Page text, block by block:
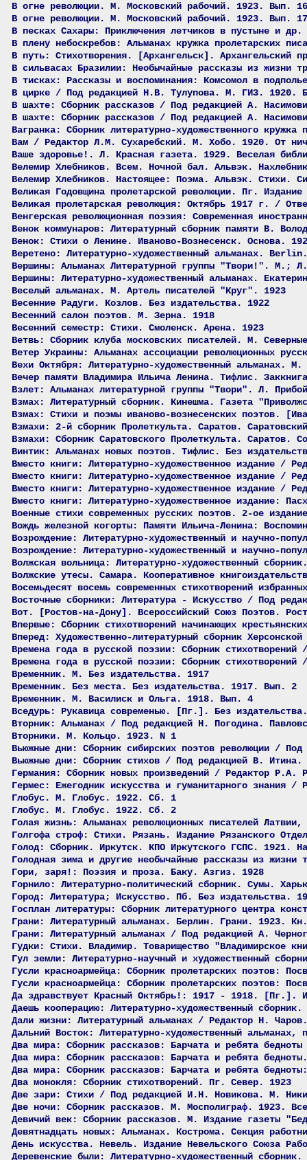
В огне революции. М. Московский рабочий. 1923. Вып.
В огне революции. М. Московский рабочий. 1923. Вып.
В песках Сахары: Приключения летчиков в пустыне и
В плену небоскребов: Альманах кружка пролетарских
В путь: Стихотворения. [Архангельск]. Архангельский
В сильвасах Бразилии: Необычайные рассказы из
В тисках: Рассказы и воспоминания: Комсомол в
В цирке / Под редакцией Н.В. Тулупова. М. ГИЗ. 1920.
В шахте: Сборник рассказов / Под редакцией А.
В шахте: Сборник рассказов / Под редакцией А.
Вагранка: Сборник литературно-художественного
Вам / Редактор Л.М. Сухаребский. М. Хобо. 1920. От
Ваше здоровье!. Л. Красная газета. 1929. Веселая
Велемир Хлебников. Всем. Ночной бал. Альвэк.
Велемир Хлебников. Настоящее: Поэма. Альвэк. Стихи.
Великая Годовщина пролетарской революции. Пг.
Великая пролетарская революция: Октябрь 1917 г. /
Венгерская революционная поэзия: Современная
Венок коммунаров: Литературный сборник памяти В.
Венок: Стихи о Ленине. Иваново-Вознесенск. Основа.
Веретено: Литературно-художественный альманах.
Вершины: Альманах Литературной группы "Твори!". М.;
Вершины: Литературно-художественный альманах.
Веселый альманах. М. Артель писателей "Круг". 1923
Весенние Радуги. Козлов. Без издательства. 1922
Весенний салон поэтов. М. Зерна. 1918
Весенний семестр: Стихи. Смоленск. Арена. 1923
Ветвь: Сборник клуба московских писателей. М.
Ветер Украины: Альманах ассоциации революционных
Вехи Октября: Литературно-художественный альманах.
Вечер памяти Владимира Ильича Ленина. Тифлис.
Взлет: Альманах литературной группы "Твори". Л.
Взмах: Литературный сборник. Кинешма. Газета
Взмах: Стихи и поэмы иваново-вознесенских поэтов.
Взмахи: 2-й сборник Пролеткульта. Саратов.
Взмахи: Сборник Саратовского Пролеткульта. Саратов.
Винтик: Альманах новых поэтов. Тифлис. Без
Вместо книги: Литературно-художественное издание /
Вместо книги: Литературно-художественное издание /
Вместо книги: Литературно-художественное издание /
Вместо книги: Литературно-художественное издание:
Военные стихи современных русских поэтов. 2-ое
Вождь железной когорты: Памяти Ильича-Ленина:
Возрождение: Литературно-художественный и научно-
Возрождение: Литературно-художественный и научно-
Волжская вольница: Литературно-художественный
Волжские утесы. Самара. Кооперативное
Восемьдесят восемь современных стихотворений
Восточные сборники: Литература - Искусство / Под
Вот. [Ростов-на-Дону]. Всероссийский Союз Поэтов.
Впервые: Сборник стихотворений начинающих
Вперед: Художественно-литературный сборник
Времена года в русской поэзии: Сборник
Времена года в русской поэзии: Сборник
Временник. М. Без издательства. 1917
Временник. Без места. Без издательства. 1917. Вып. 2
Временник. М. Василиск и Ольга. 1918. Вып. 4
Вседурь: Рукавица современью. [Пг.]. Без
Вторник: Альманах / Под редакцией Н. Погодина.
Вторники. М. Кольцо. 1923. N 1
Вьюжные дни: Сборник сибирских поэтов революции /
Вьюжные дни: Сборник стихов / Под редакцией В.
Германия: Сборник новых произведений / Редактор
Гермес: Ежегодник искусства и гуманитарного
Глобус. М. Глобус. 1922. Сб. 1
Глобус. М. Глобус. 1922. Сб. 2
Голая жизнь: Альманах революционных писателей
Голгофа строф: Стихи. Рязань. Издание Рязанского
Голод: Сборник. Иркутск. КПО Иркутского ГСПС. 1921.
Голодная зима и другие необычайные рассказы из
Гори, заря!: Поэзия и проза. Баку. Азгиз. 1928
Горнило: Литературно-политический сборник. Сумы.
Город: Литература; Искусство. Пб. Без издательства.
Госплан литературы: Сборник литературного центра
Грани: Литературный альманах. Берлин. Грани. 1923.
Грани: Литературный альманах / Под редакцией А.
Гудки: Стихи. Владимир. Товарищество "Владимирское
Гул земли: Литературно-научный и художественный
Гусли красноармейца: Сборник пролетарских поэтов:
Гусли красноармейца: Сборник пролетарских поэтов:
Да здравствует Красный Октябрь!: 1917 - 1918. [Пг.].
Даешь кооперацию: Литературно-художественный
Дали жизни: Литературный альманах / Редактор Н.
Дальний Восток: Литературно-художественный
Два мира: Сборник рассказов: Барчата и ребята
Два мира: Сборник рассказов: Барчата и ребята
Два мира: Сборник рассказов: Барчата и ребята
Два монокля: Сборник стихотворений. Пг. Север. 1923
Две зари: Стихи / Под редакцией И.Н. Новикова. М.
Две ночи: Сборник рассказов. М. Мосполиграф. 1923.
Девичий век: Сборник рассказов. М. Издание газеты
Девятнадцать новых: Альманах. Кострома. Секция
День искусства. Невель. Издание Невельского Союза
Деревенские были: Литературно-художественный